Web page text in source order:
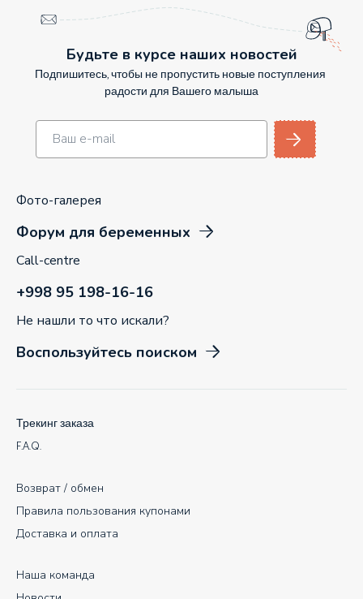
Будьте в курсе наших новостей
Подпишитесь, чтобы не пропустить новые поступления
радости для Вашего малыша
Фото-галерея
Форум для беременных
Call-centre
+998 95 198-16-16
Не нашли то что искали?
Воспользуйтесь поиском
Наша команда
Возврат / обмен
Правила пользования купонами
Доставка и оплата
Трекинг заказа
F.A.Q.